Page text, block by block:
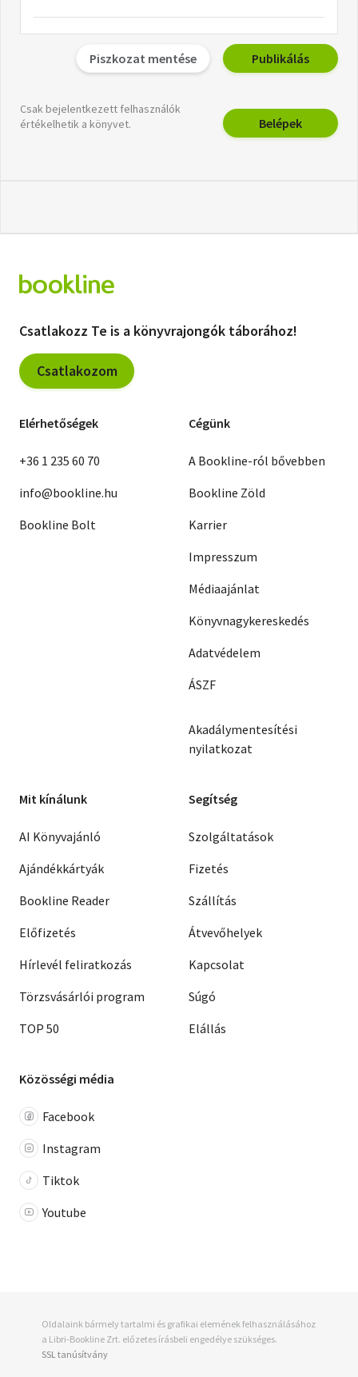
Piszkozat mentése Publikálás
Csak bejelentkezett felhasználók
értékelhetik a könyvet.
Belépek
Csatlakozz Te is a könyvrajongók táborához!
Csatlakozom
Elérhetőségek
+36 1 235 60 70
info@bookline.hu
Bookline Bolt
Cégünk
A Bookline-ról bővebben
Bookline Zöld
Karrier
Impresszum
Médiaajánlat
Könyvnagykereskedés
Adatvédelem
ÁSZF
Akadálymentesítési
nyilatkozat
Mit kínálunk
AI Könyvajánló
Ajándékkártyák
Bookline Reader
Előfizetés
Hírlevél feliratkozás
Törzsvásárlói program
TOP 50
Segítség
Szolgáltatások
Fizetés
Szállítás
Átvevőhelyek
Kapcsolat
Súgó
Elállás
Közösségi média
Facebook
Instagram
Tiktok
Youtube
Oldalaink bármely tartalmi és grafikai elemének felhasználásához
a Libri-Bookline Zrt. előzetes írásbeli engedélye szükséges.
SSL tanúsítvány